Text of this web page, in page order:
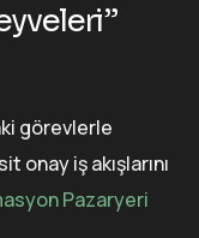
görevlerle
onay iş akışlarını
Pazaryeri